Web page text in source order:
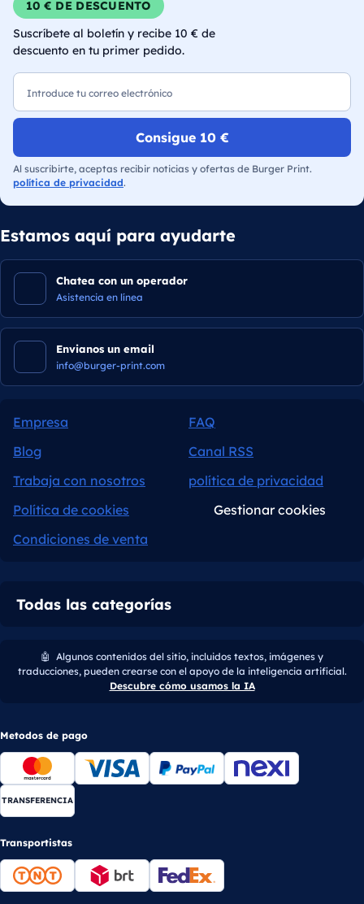
10 € DE DESCUENTO
Suscríbete al boletín y recibe 10 € de
descuento en tu primer pedido.
Consigue 10 €
Al suscribirte, aceptas recibir noticias y ofertas de Burger Print.
política de privacidad.
Estamos aquí para ayudarte
Chatea con un operador
Asistencia en línea
Envianos un email
info@burger-print.com
Empresa
FAQ
Blog
Canal RSS
Trabaja con nosotros
política de privacidad
Política de cookies
Gestionar cookies
Condiciones de venta
Todas las categorías
🤖 Algunos contenidos del sitio, incluidos textos, imágenes y
traducciones, pueden crearse con el apoyo de la inteligencia artificial.
Descubre cómo usamos la IA
Metodos de pago
TRANSFERENCIA
Transportistas